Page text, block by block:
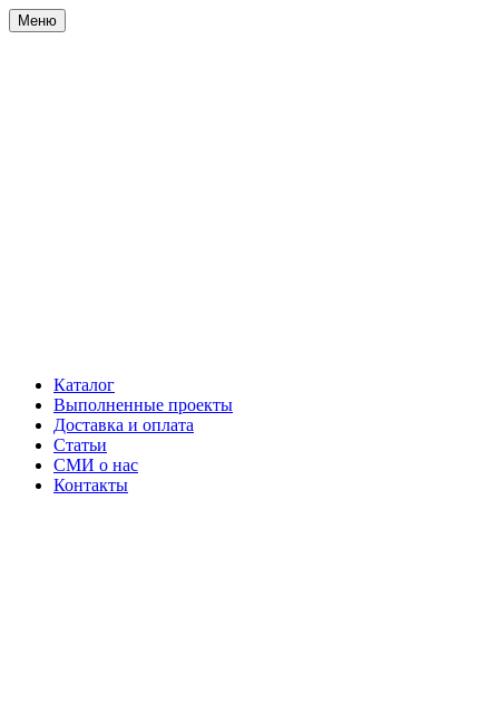
Меню
Каталог
Выполненные проекты
Доставка и оплата
Статьи
СМИ о нас
Контакты